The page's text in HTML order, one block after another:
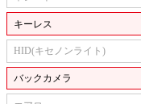
キーレス
HID(キセノンライト)
バックカメラ